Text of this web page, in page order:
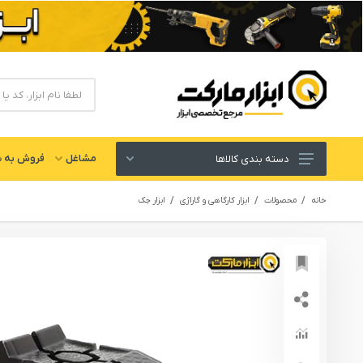
ابزار های برقی و شارژی
لوازم جانبی ابزار
ابزار های دستی و عمومی
ابزار های بادی یا پنوماتیک
ابزار دقیق و اندازه گیری
دسته بندی کالاها مشاغل فروش به
خانه محصولات ابزار کارگاهی و گاراژی ابزار جک